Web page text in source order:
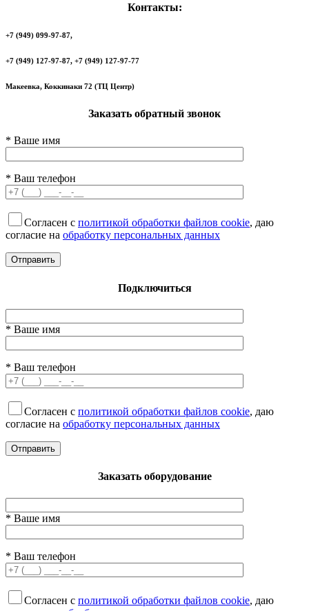
Контакты:
+7 (949) 099-97-87,
+7 (949) 127-97-87, +7 (949) 127-97-77
Макеевка, Коккинаки 72 (ТЦ Центр)
Заказать обратный звонок
* Ваше имя
* Ваш телефон
Согласен с политикой обработки файлов cookie, даю
согласие на обработку персональных данных
Подключиться
* Ваше имя
* Ваш телефон
Согласен с политикой обработки файлов cookie, даю
согласие на обработку персональных данных
Заказать оборудование
* Ваше имя
* Ваш телефон
Согласен с политикой обработки файлов cookie, даю